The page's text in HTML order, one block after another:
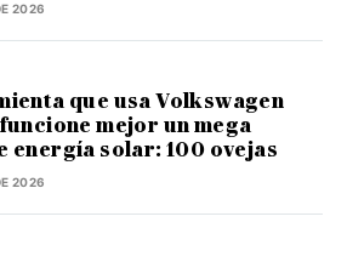
2026
que usa Volkswagen
mejor un mega
energía solar: 100 ovejas
2026